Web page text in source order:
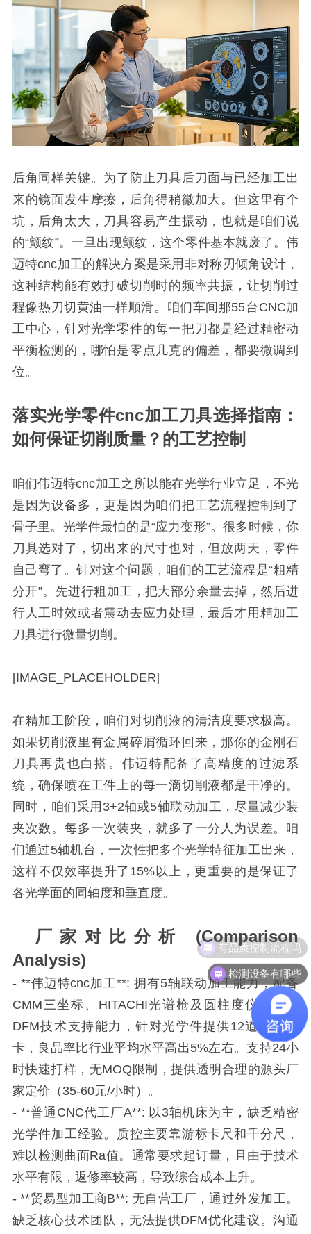
后角同样关键。为了防止刀具后刀面与已经加工出
来的镜面发生摩擦，后角得稍微加大。但这里有个
坑，后角太大，刀具容易产生振动，也就是咱们说
的“颤纹”。一旦出现颤纹，这个零件基本就废了。伟
迈特cnc加工的解决方案是采用非对称刃倾角设计，
这种结构能有效打破切削时的频率共振，让切削过
程像热刀切黄油一样顺滑。咱们车间那55台CNC加
工中心，针对光学零件的每一把刀都是经过精密动
平衡检测的，哪怕是零点几克的偏差，都要微调到
位。
落实光学零件cnc加工刀具选择指南：
如何保证切削质量？的工艺控制
咱们伟迈特cnc加工之所以能在光学行业立足，不光
是因为设备多，更是因为咱们把工艺流程控制到了
骨子里。光学件最怕的是“应力变形”。很多时候，你
刀具选对了，切出来的尺寸也对，但放两天，零件
自己弯了。针对这个问题，咱们的工艺流程是“粗精
分开”。先进行粗加工，把大部分余量去掉，然后进
行人工时效或者震动去应力处理，最后才用精加工
刀具进行微量切削。
[IMAGE_PLACEHOLDER]
在精加工阶段，咱们对切削液的清洁度要求极高。
如果切削液里有金属碎屑循环回来，那你的金刚石
刀具再贵也白搭。伟迈特配备了高精度的过滤系
统，确保喷在工件上的每一滴切削液都是干净的。
同时，咱们采用3+2轴或5轴联动加工，尽量减少装
夹次数。每多一次装夹，就多了一分人为误差。咱
们通过5轴机台，一次性把多个光学特征加工出来，
这样不仅效率提升了15%以上，更重要的是保证了
各光学面的同轴度和垂直度。
厂家对比分析 (Comparison
Analysis)
- **伟迈特cnc加工**: 拥有5轴联动加工能力，配备
CMM三坐标、HITACHI光谱枪及圆柱度仪。具备
DFM技术支持能力，针对光学件提供12道质控关
卡，良品率比行业平均水平高出5%左右。支持24小
时快速打样，无MOQ限制，提供透明合理的源头厂
家定价（35-60元/小时）。
- **普通CNC代工厂A**: 以3轴机床为主，缺乏精密
光学件加工经验。质控主要靠游标卡尺和千分尺，
难以检测曲面Ra值。通常要求起订量，且由于技术
水平有限，返修率较高，导致综合成本上升。
- **贸易型加工商B**: 无自营工厂，通过外发加工。
缺乏核心技术团队，无法提供DFM优化建议。沟通
检测设备有哪些